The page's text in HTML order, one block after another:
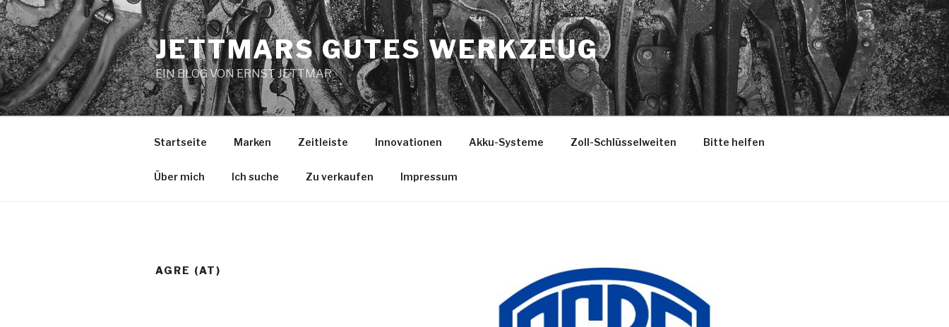
Zum
Inhalt
springen
JETTMARS GUTES WERKZEUG
EIN BLOG VON ERNST JETTMAR
Startseite Marken Zeitleiste Innovationen Akku-Systeme Zoll-Schlüsselweiten Bitte helfen
Über mich Ich suche Zu verkaufen Impressum
AGRE (AT)